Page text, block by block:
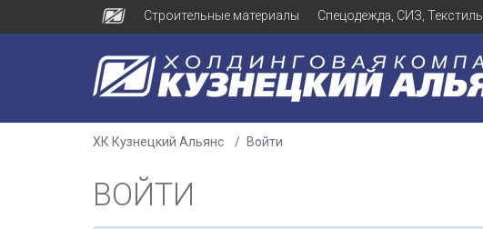
Строительные материалы Спецодежда, СИЗ, Текстиль
ХК Кузнецкий Альянс Войти
ВОЙТИ